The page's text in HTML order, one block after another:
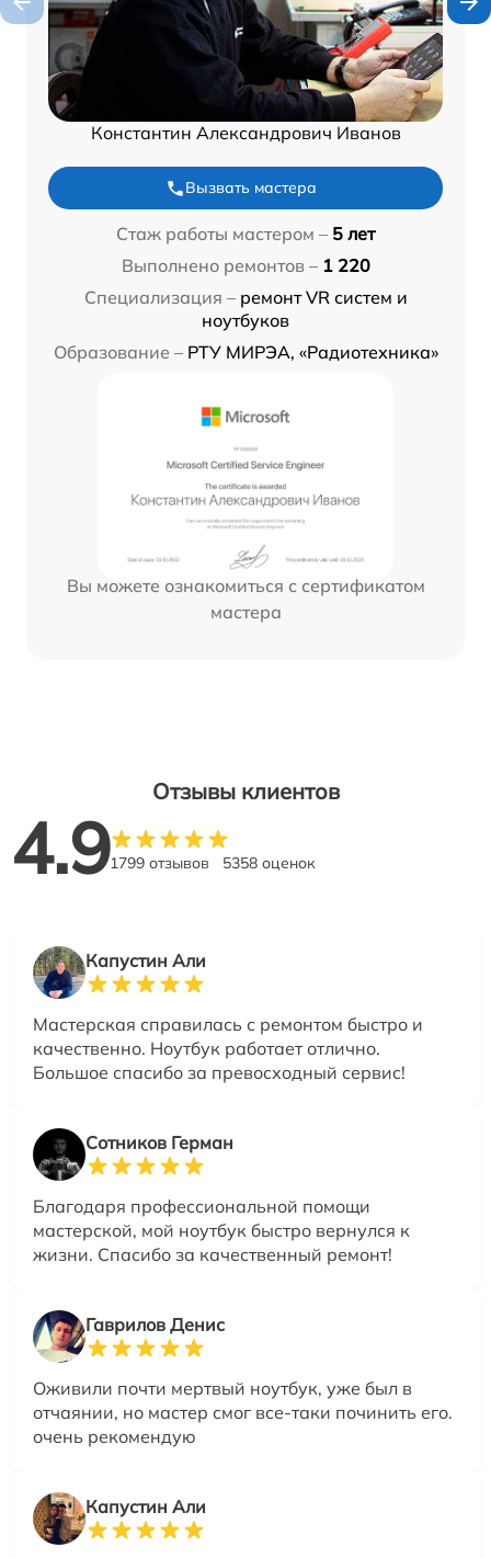
Константин Александрович Иванов
Вызвать мастера
Стаж работы мастером – 5 лет
Выполнено ремонтов – 1 220
Специализация – ремонт VR систем и
ноутбуков
Образование – РТУ МИРЭА, «Радиотехника»
Вы можете ознакомиться с сертификатом
мастера
Отзывы клиентов
4.91799 отзывов 5358 оценок
Капустин Али
Мастерская справилась с ремонтом быстро и
качественно. Ноутбук работает отлично.
Большое спасибо за превосходный сервис!
Сотников Герман
Благодаря профессиональной помощи
мастерской, мой ноутбук быстро вернулся к
жизни. Спасибо за качественный ремонт!
Гаврилов Денис
Оживили почти мертвый ноутбук, уже был в
отчаянии, но мастер смог все-таки починить его.
очень рекомендую
Капустин Али